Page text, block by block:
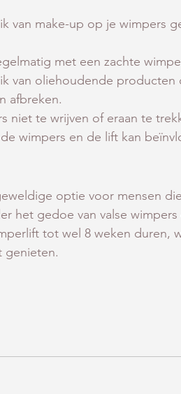
van make-up op je wimpers
met een zachte
van oliehoudende
afbreken.
niet te wrijven of eraan te
wimpers en de lift kan
optie voor mensen
het gedoe van valse
tot wel 8 weken duren,
genieten.